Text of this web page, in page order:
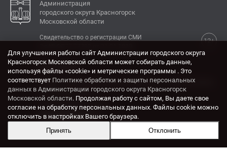
Администрация
городского округа Красногорск
Московской области
12+
Свидетельство о регистрации СМИ
КОНТАКТЫ
Адрес: 143404, Московская область, г. Красногорск,
ул. Ленина, дом 4.
Электронная почта:
krasrn@mosreg.ru
Разработка и поддержка сайта ADN
Для улучшения работы сайт Администрации городского округа
Красногорск Московской области может собирать данные,
используя файлы «cookie» и метрические программы . Это
соответствует Политике обработки и защиты персональных
данных в Администрации городского округа Красногорск
Московской области. Продолжая работу с сайтом, Вы даете свое
согласие на обработку персональных данных. Файлы cookie можно
отключить в настройках Вашего браузера.
Принять
Отклонить